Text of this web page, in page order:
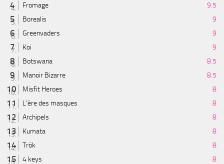
Fromage
9.5
Borealis
9
Greenvaders
9
Koi
9
Botswana
8.5
Manoir Bizarre
8.5
Misfit Heroes
8
L'ère des masques
8
Archipels
8
Kumata
8
Trök
8
4 keys
8